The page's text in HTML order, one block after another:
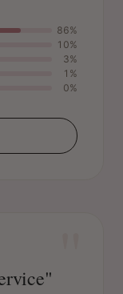
86%
10%
3%
1%
0%